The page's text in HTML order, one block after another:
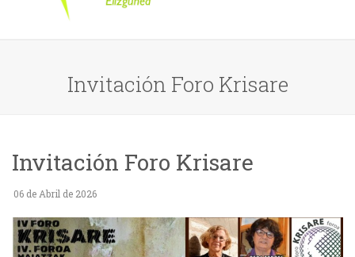
Invitación Foro Krisare
Invitación Foro Krisare
06 de Abril de 2026